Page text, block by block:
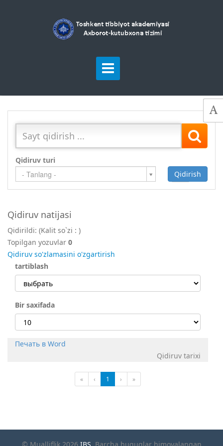
Qidiruv turi
- Tanlang - Qo`shish
Qidirish
Qidiruv natijasi
Qidirildi: (Kalit so`zi : )
Topilgan yozuvlar 0
Qidiruv so'zlamasini o'zgartirish
tartiblash
Bir saxifada
Печать в Word
Qidiruv tarixi
« ‹ 1 › »